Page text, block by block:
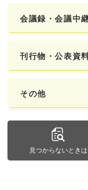
会議録・会議中
刊行物・公表資
その他
見つからないときは